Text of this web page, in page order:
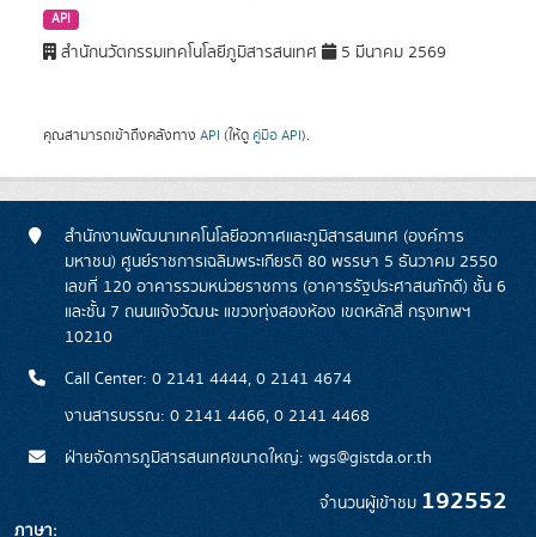
API
สำนักนวัตกรรมเทคโนโลยีภูมิสารสนเทศ 5 มีนาคม 2569
คุณสามารถเข้าถึงคลังทาง API (ให้ดู คู่มือ API).
สำนักงานพัฒนาเทคโนโลยีอวกาศและภูมิสารสนเทศ (องค์การ
มหาชน) ศูนย์ราชการเฉลิมพระเกียรติ 80 พรรษา 5 ธันวาคม 2550
เลขที่ 120 อาคารรวมหน่วยราชการ (อาคารรัฐประศาสนภักดี) ชั้น 6
และชั้น 7 ถนนแจ้งวัฒนะ แขวงทุ่งสองห้อง เขตหลักสี่ กรุงเทพฯ
10210
Call Center: 0 2141 4444, 0 2141 4674
งานสารบรรณ: 0 2141 4466, 0 2141 4468
ฝ่ายจัดการภูมิสารสนเทศขนาดใหญ่: wgs@gistda.or.th
จำนวนผู้เข้าชม 192552
ภาษา